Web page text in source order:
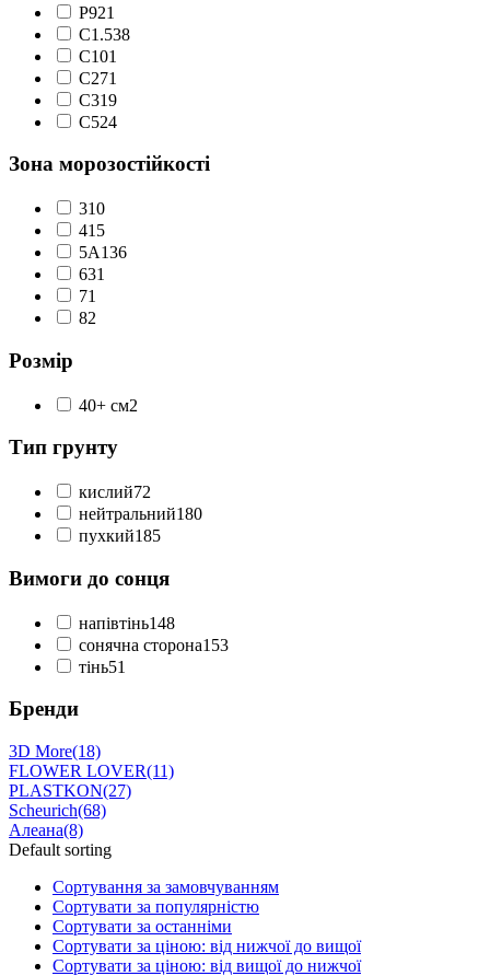
P921
С1.538
С101
С271
С319
С524
Зона морозостійкості
310
415
5А136
631
71
82
Розмір
40+ см2
Тип грунту
кислий72
нейтральний180
пухкий185
Вимоги до сонця
напівтінь148
сонячна сторона153
тінь51
Бренди
3D More(18)
FLOWER LOVER(11)
PLASTKON(27)
Scheurich(68)
Алеана(8)
Default sorting
Сортування за замовчуванням
Сортувати за популярністю
Сортувати за останніми
Сортувати за ціною: від нижчої до вищої
Сортувати за ціною: від вищої до нижчої